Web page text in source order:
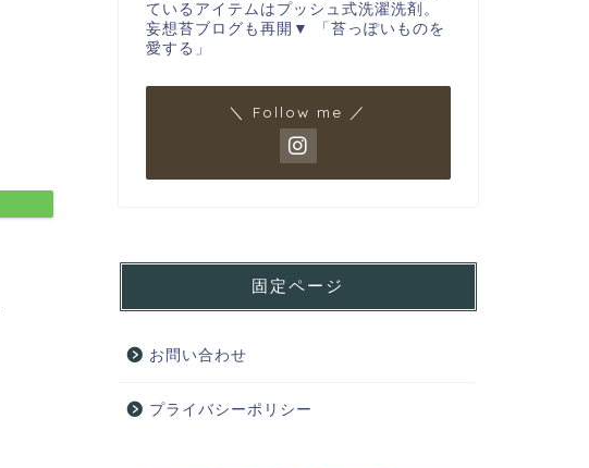
ているアイテムはプッシュ式洗濯洗剤。
妄想苔ブログも再開▼ 「苔っぽいものを
愛する」
＼ Follow me ／
固定ページ
お問い合わせ
プライバシーポリシー